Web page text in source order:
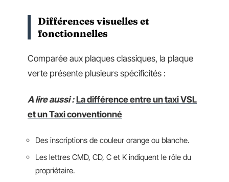
Différences visuelles et
fonctionnelles
Comparée aux plaques classiques, la plaque
verte présente plusieurs spécificités :
A lire aussi : La différence entre un taxi VSL
et un Taxi conventionné
Des inscriptions de couleur orange ou blanche.
Les lettres CMD, CD, C et K indiquent le rôle du
propriétaire.